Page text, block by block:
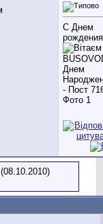
С Днем
(08.10.2010)